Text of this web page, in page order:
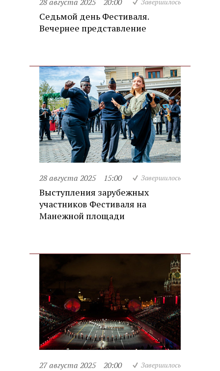
28 августа 2025 20:00 Завершилось
Седьмой день Фестиваля.
Вечернее представление
28 августа 2025 15:00 Завершилось
Выступления зарубежных
участников Фестиваля на
Манежной площади
27 августа 2025 20:00 Завершилось